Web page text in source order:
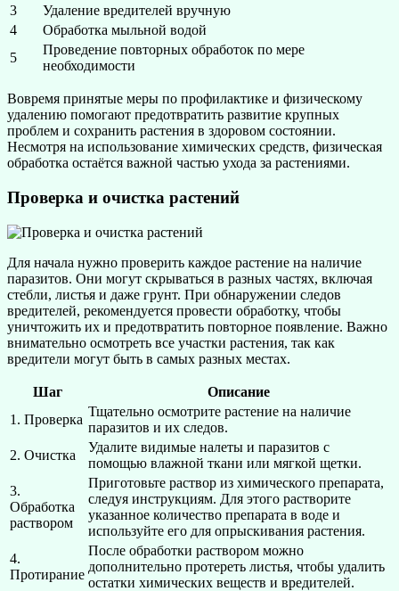
3
Удаление вредителей вручную
4
Обработка мыльной водой
5
Проведение повторных обработок по мере
необходимости
Вовремя принятые меры по профилактике и физическому
удалению помогают предотвратить развитие крупных
проблем и сохранить растения в здоровом состоянии.
Несмотря на использование химических средств, физическая
обработка остаётся важной частью ухода за растениями.
Проверка и очистка растений
Для начала нужно проверить каждое растение на наличие
паразитов. Они могут скрываться в разных частях, включая
стебли, листья и даже грунт. При обнаружении следов
вредителей, рекомендуется провести обработку, чтобы
уничтожить их и предотвратить повторное появление. Важно
внимательно осмотреть все участки растения, так как
вредители могут быть в самых разных местах.
Шаг
Описание
1. Проверка
Тщательно осмотрите растение на наличие
паразитов и их следов.
2. Очистка
Удалите видимые налеты и паразитов с
помощью влажной ткани или мягкой щетки.
3.
Обработка
раствором
Приготовьте раствор из химического препарата,
следуя инструкциям. Для этого растворите
указанное количество препарата в воде и
используйте его для опрыскивания растения.
4.
Протирание
После обработки раствором можно
дополнительно протереть листья, чтобы удалить
остатки химических веществ и вредителей.